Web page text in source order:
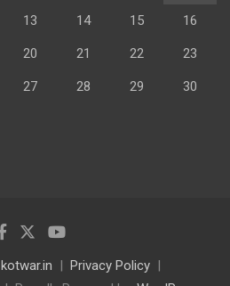
13 14 15 16
20 21 22 23
27 28 29 30
kotwar.in
Privacy Policy